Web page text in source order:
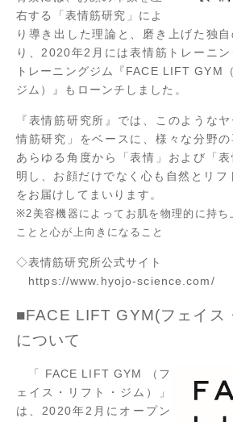
右する「表情筋研究」によ
り導き出した理論と、磨き上げた独
り、2020年2月には表情筋トレーニ
トレーニングジム『FACE LIFT GYM
ジム）』もローンチしました。
『表情筋研究所』では、このような
情筋研究」をベースに、様々な分野
あらゆる角度から「表情」および「
明し、お顔だけでなく心も自然とリフ
をお届けしてまいります。
※2美容機器によってお肌を物理的に持ち
ことと心が上向きになること
◇表情筋研究所公式サイト
https://www.hyojo-science.com/
■FACE LIFT GYM(フェイス
について
「 FACE LIFT GYM （フ
ェイス・リフト・ジム）」
は、2020年2月にオープン